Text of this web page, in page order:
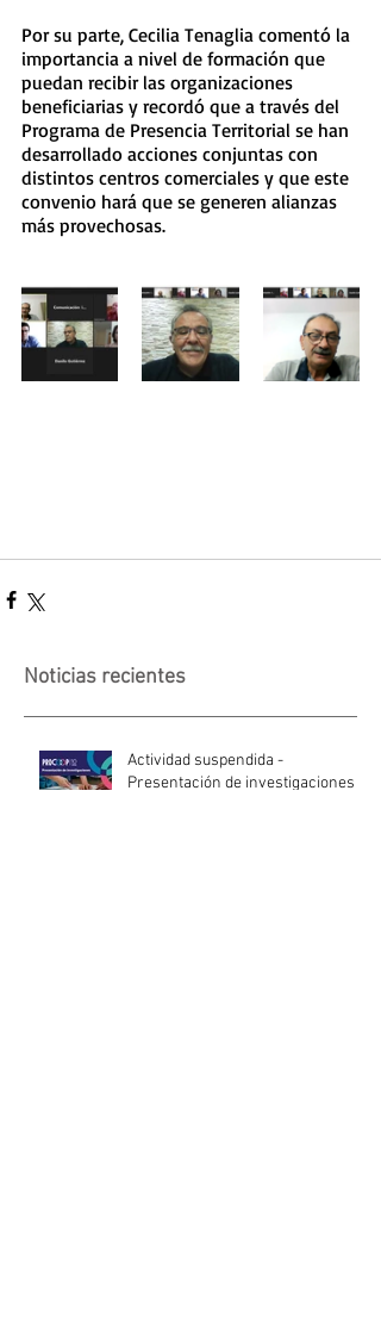
Por su parte, Cecilia Tenaglia comentó la
importancia a nivel de formación que
puedan recibir las organizaciones
beneficiarias y recordó que a través del
Programa de Presencia Territorial se han
desarrollado acciones conjuntas con
distintos centros comerciales y que este
convenio hará que se generen alianzas
más provechosas.
Noticias recientes
Actividad suspendida -
Presentación de investigaciones -